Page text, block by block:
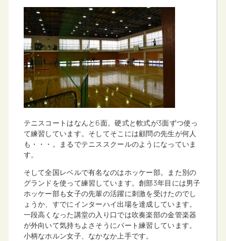
テニスコートはなんと6面。硬式と軟式が3面ずつ使っ
て練習しています。そしてそこには顧問の先生が何人
も・・・。まるでテニススクールのようになっていま
す。
そして全国レベルで有名なのはホッケー部。また別の
グランドを使って練習しています。創部3年目には男子
ホッケー部も女子の先輩の活躍に刺激を受けたのでし
ょうか、すでにインターハイ出場を達成しています。
一段高くなった講堂の入り口では吹奏楽部の金管楽器
が外向いて気持ちよさそうにパート練習しています。
小柄なホルン女子、なかなか上手です。